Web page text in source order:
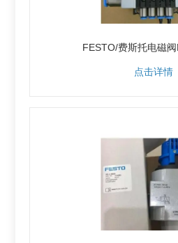
FESTO/费斯托电磁
点击详情